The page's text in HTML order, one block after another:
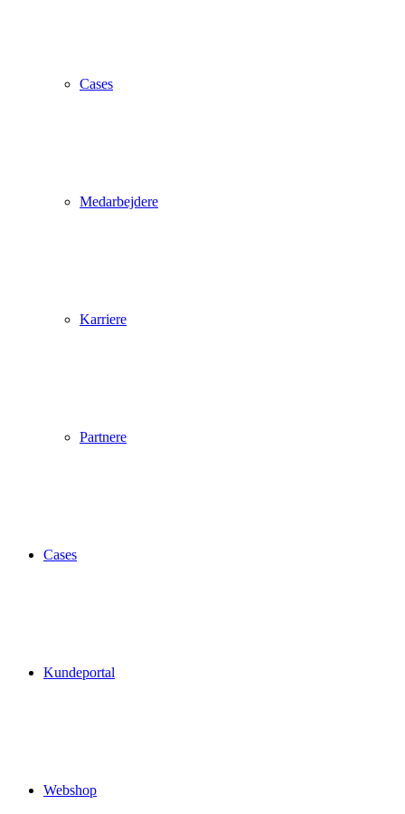
Cases
Medarbejdere
Karriere
Partnere
Cases
Kundeportal
Webshop